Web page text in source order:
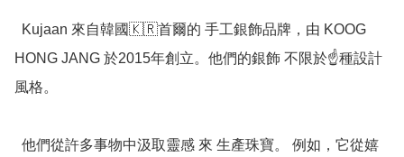
HONG JANG 於2015年創立。他們的銀飾 不限於☝️種設計
風格。